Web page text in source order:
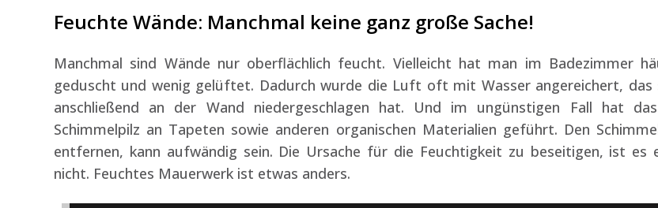
Feuchte Wände: Manchmal keine ganz große Sache!
Manchmal sind Wände nur oberflächlich feucht. Vielleicht hat man im Badezimmer
geduscht und wenig gelüftet. Dadurch wurde die Luft oft mit Wasser angereichert, das
anschließend an der Wand niedergeschlagen hat. Und im ungünstigen Fall hat
Schimmelpilz an Tapeten sowie anderen organischen Materialien geführt. Den
entfernen, kann aufwändig sein. Die Ursache für die Feuchtigkeit zu beseitigen, ist es
nicht. Feuchtes Mauerwerk ist etwas anders.